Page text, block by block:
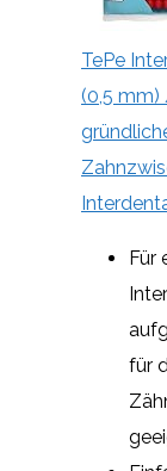
TePe
(0,5 mm)
Für
für